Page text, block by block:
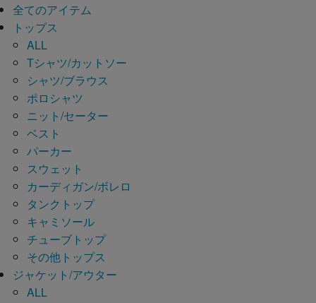
全てのアイテム
トップス
ALL
Tシャツ/カットソー
シャツ/ブラウス
ポロシャツ
ニット/セーター
ベスト
パーカー
スウェット
カーディガン/ボレロ
タンクトップ
キャミソール
チューブトップ
その他トップス
ジャケット/アウター
ALL